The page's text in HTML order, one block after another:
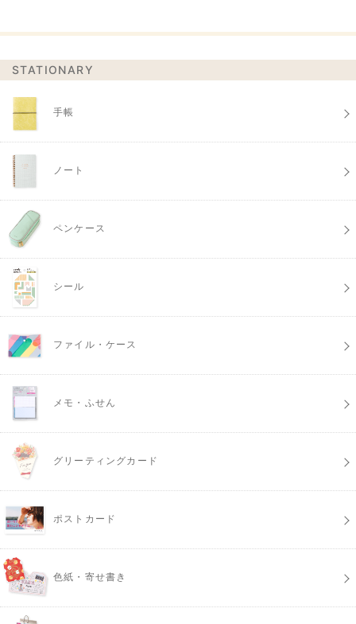
STATIONARY
手帳
ノート
ペンケース
シール
ファイル・ケース
メモ・ふせん
グリーティングカード
ポストカード
色紙・寄せ書き